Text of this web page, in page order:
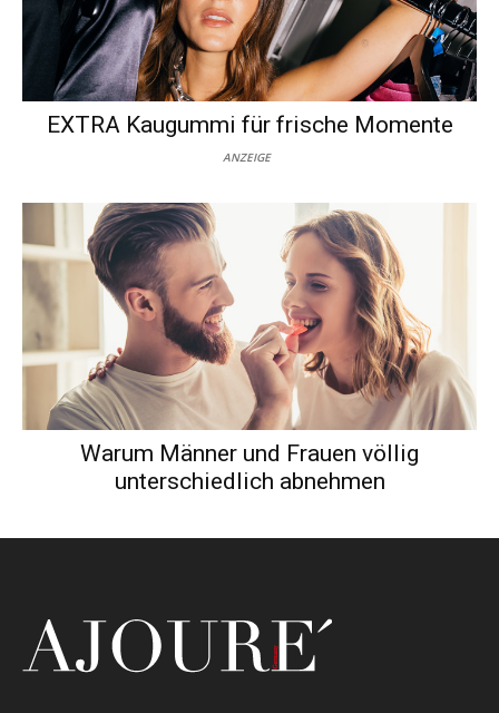
EXTRA Kaugummi für frische Momente
ANZEIGE
Warum Männer und Frauen völlig
unterschiedlich abnehmen